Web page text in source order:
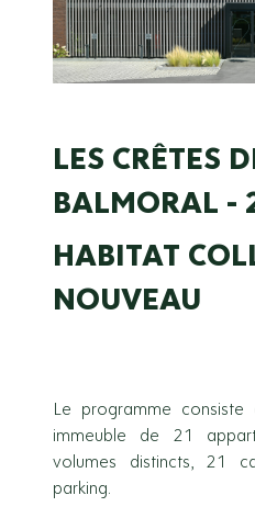
LES CRÊTES
BALMORAL -
HABITAT
NOUVEAU
Le programme
immeuble de 21
volumes distincts, 21
parking.